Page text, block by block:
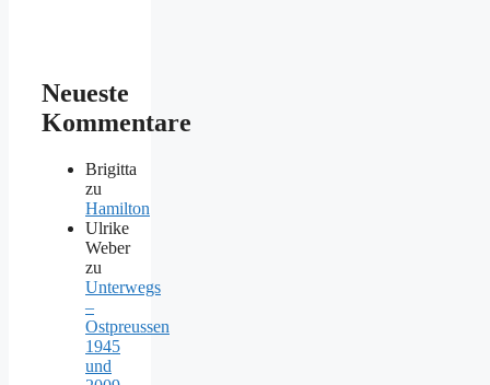
Neueste
Kommentare
Brigitta
zu
Hamilton
Ulrike
Weber
zu
Unterwegs
–
Ostpreussen
1945
und